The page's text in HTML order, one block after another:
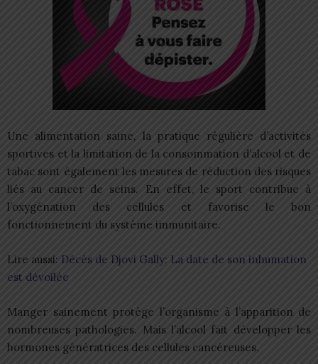
Une alimentation saine, la pratique régulière d’activités
sportives et la limitation de la consommation d’alcool et de
tabac sont également les mesures de réduction des risques
liés au cancer de seins. En effet, le sport contribue à
l’oxygénation des cellules et favorise le bon
fonctionnement du système immunitaire.
Lire aussi: Décès de Djovi Gally: La date de son inhumation
est dévoilée
Manger sainement protège l’organisme à l’apparition de
nombreuses pathologies. Mais l’alcool fait développer les
hormones génératrices des cellules cancéreuses.